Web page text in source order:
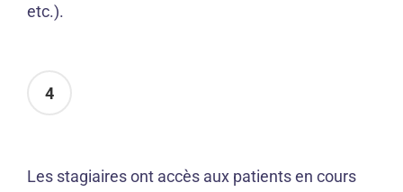
etc.).
4
Les stagiaires ont accès aux patients en cours